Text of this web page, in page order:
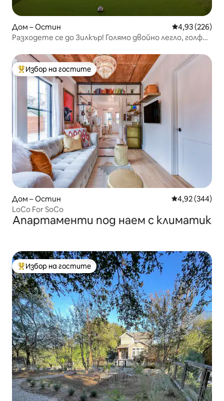
Дом – Остин Средна
4,93 (226)
Разходете се до Зилкър! Голямо двойно легло, голф
Най-популярен избор на гостите
Избор на гостите
Дом – Остин Средна
4,92 (344)
LoCo For SoCo
Апартаменти под наем с климатик
Най-популярен избор на гостите
Избор на гостите